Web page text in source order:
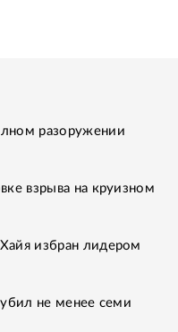
разоружении
взрыва на круизном
избран лидером
убил не менее семи